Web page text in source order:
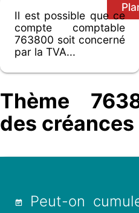
Il est possible que ce
compte comptable
763800 soit concerné
par la TVA...
Thème
des
Peut-on